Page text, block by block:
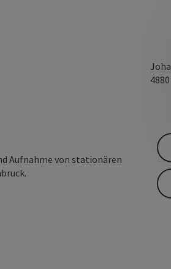
4880
Aufnahme von stationären